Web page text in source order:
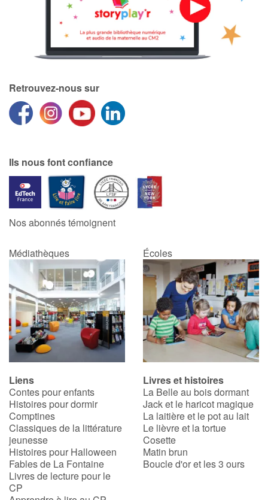
Retrouvez-nous sur
Ils nous font confiance
Nos abonnés témoignent
Médiathèques Écoles
Liens
Contes pour enfants
Histoires pour dormir
Comptines
Classiques de la littérature
jeunesse
Histoires pour Halloween
Fables de La Fontaine
Livres de lecture pour le
CP
Livres et histoires
La Belle au bois dormant
Jack et le haricot magique
La laitière et le pot au lait
Le lièvre et la tortue
Cosette
Matin brun
Boucle d'or et les 3 ours